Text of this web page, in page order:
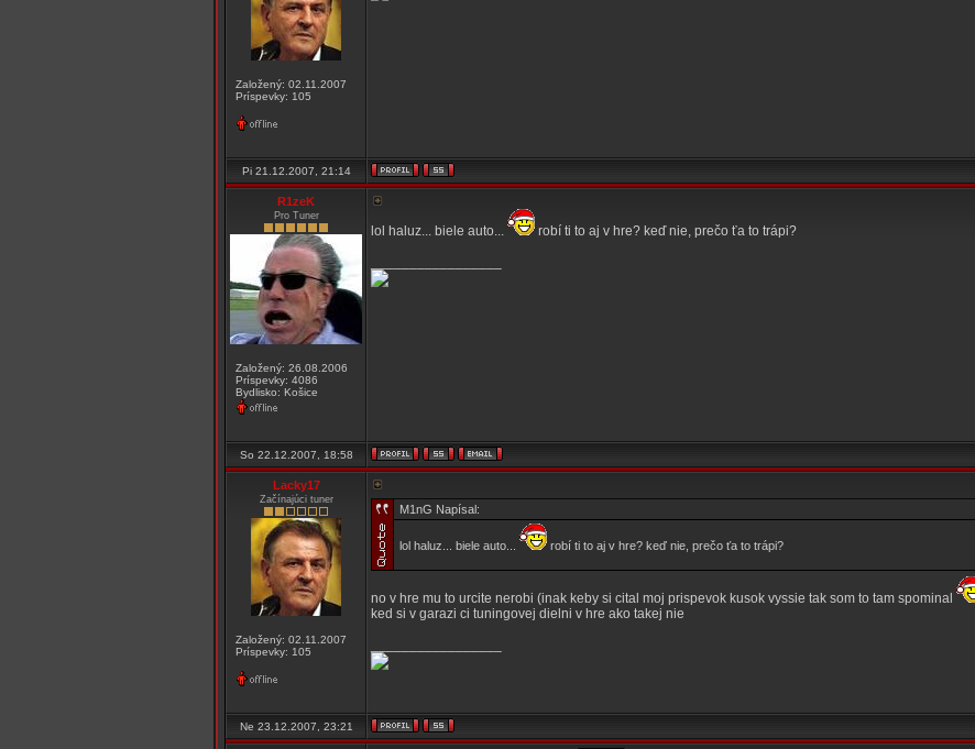
Založený: 02.11.2007
Príspevky: 105
Pi 21.12.2007, 21:14
R1zeK
Pro Tuner
Založený: 26.08.2006
Príspevky: 4086
Bydlisko: Košice
lol haluz... biele auto...
robí ti to aj v hre? keď nie, prečo ťa to trápi?
So 22.12.2007, 18:58
Lacky17
Začínajúci tuner
Založený: 02.11.2007
Príspevky: 105
M1nG Napísal:
lol haluz... biele auto... robí ti to aj v hre? keď nie, prečo ťa to trápi?
no v hre mu to urcite nerobi (inak keby si cital moj prispevok kusok vyssie tak som to tam spominal
ked si v garazi ci tuningovej dielni v hre ako takej nie
Ne 23.12.2007, 23:21